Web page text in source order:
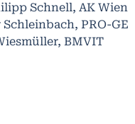
Schnell, AK Wien
PRO-GE
BMVIT